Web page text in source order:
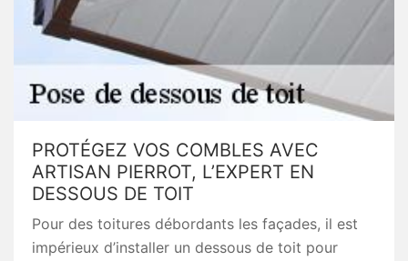
PROTÉGEZ VOS COMBLES AVEC
ARTISAN PIERROT, L’EXPERT EN
DESSOUS DE TOIT
Pour des toitures débordants les façades, il est
impérieux d’installer un dessous de toit pour